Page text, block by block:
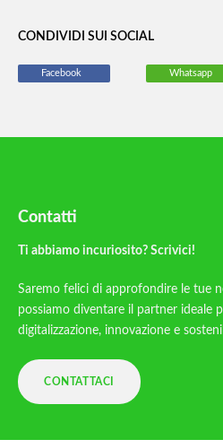
CONDIVIDI SUI SOCIAL
Facebook Whatsapp
Contatti
Ti abbiamo incuriosito? Scrivici!
Saremo felici di approfondire le tue
possiamo diventare il partner ideale
digitalizzazione, innovazione e
CONTATTACI